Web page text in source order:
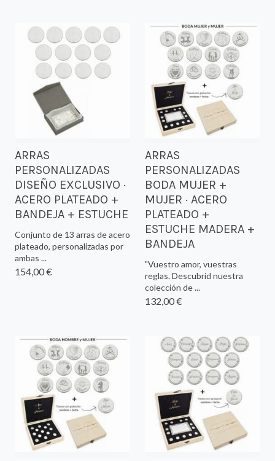
ARRAS
PERSONALIZADAS
DISEÑO EXCLUSIVO ·
ACERO PLATEADO +
BANDEJA + ESTUCHE
Conjunto de 13 arras de acero
plateado, personalizadas por
ambas ...
154,00 €
ARRAS
PERSONALIZADAS
BODA MUJER +
MUJER · ACERO
PLATEADO +
ESTUCHE MADERA +
BANDEJA
"Vuestro amor, vuestras
reglas. Descubrid nuestra
colección de ...
132,00 €